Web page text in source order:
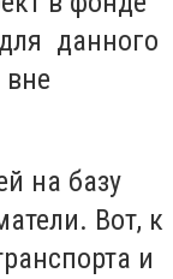
данного
на базу
Вот, к
и